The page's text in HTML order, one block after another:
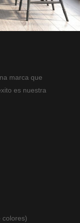
marca que
es nuestra
colores)